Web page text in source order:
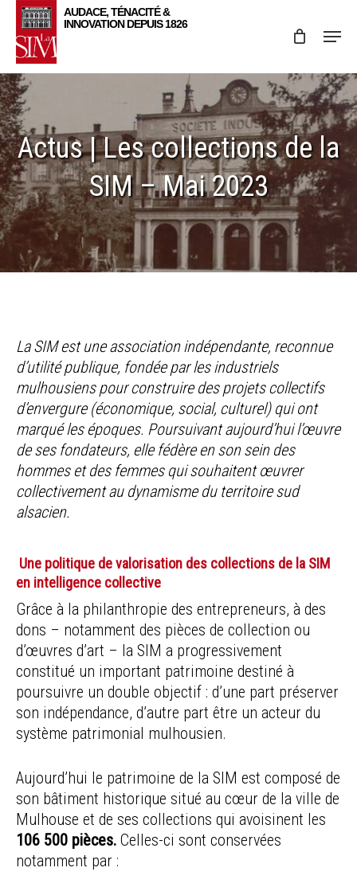
Skip
main
content
Menu
Actus | Les collections de la
SIM – Mai 2023
La SIM est une association indépendante, reconnue
d’utilité publique, fondée par les industriels
mulhousiens pour construire des projets collectifs
d’envergure (économique, social, culturel) qui ont
marqué les époques. Poursuivant aujourd’hui l’œuvre
de ses fondateurs, elle fédère en son sein des
hommes et des femmes qui souhaitent œuvrer
collectivement au dynamisme du territoire sud
alsacien.
Une politique de valorisation des collections de la SIM
en intelligence collective
Grâce à la philanthropie des entrepreneurs, à des
dons – notamment des pièces de collection ou
d’œuvres d’art – la SIM a progressivement
constitué un important patrimoine destiné à
poursuivre un double objectif : d’une part préserver
son indépendance, d’autre part être un acteur du
système patrimonial mulhousien.
Aujourd’hui le patrimoine de la SIM est composé de
son bâtiment historique situé au cœur de la ville de
Mulhouse et de ses collections qui avoisinent les
106 500 pièces.Celles-ci sont conservées
notamment par :